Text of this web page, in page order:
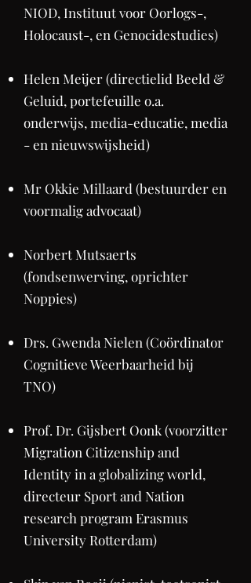
NIOD, Instituut voor Oorlogs-,
Holocaust-, en Genocidestudies)
Helen Meijer (directielid Beeld &
Geluid, portefeuille o.a.
onderwijs, media-educatie, media
- en nieuwswijsheid)
Mr Okkie Millaard (bestuurder en
voormalig advocaat)
Norbert Mutsaerts
(fondsenwerving, oprichter
Noppies)
Drs. Gwenda Nielen (Coördinator
Cognitieve Weerbaarheid bij
TNO)
Prof. Dr. Gijsbert Oonk (voorzitter
Migration Citizenship and
Identity in a globalizing world,
directeur Sport and Nation
research program Erasmus
University Rotterdam)